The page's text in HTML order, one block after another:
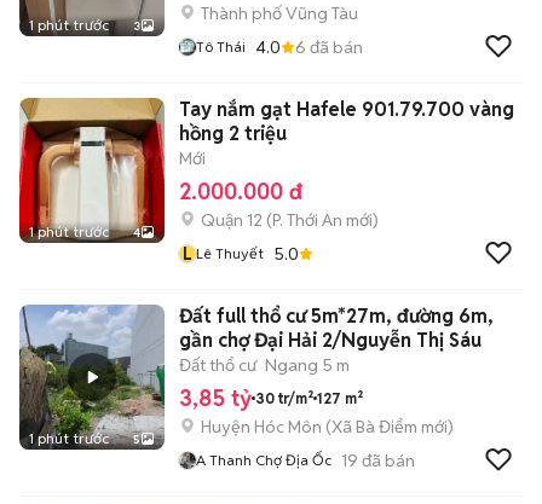
1 phút trước 3
Thành phố Vũng Tàu
Tô Thái 4.0 6 đã bán
1 phút trước 4
Tay nắm gạt Hafele 901.79.700 vàng
hồng 2 triệu
Mới
2.000.000 đ
Quận 12 (P. Thới An mới)
L Lê Thuyết 5.0
1 phút trước 5
Đất full thổ cư 5m*27m, đường 6m,
gần chợ Đại Hải 2/Nguyễn Thị Sáu
Đất thổ cư Ngang 5 m
3,85 tỷ 30 tr/m² 127 m²
Huyện Hóc Môn (Xã Bà Điểm mới)
A Thanh Chợ Địa Ốc 19 đã bán